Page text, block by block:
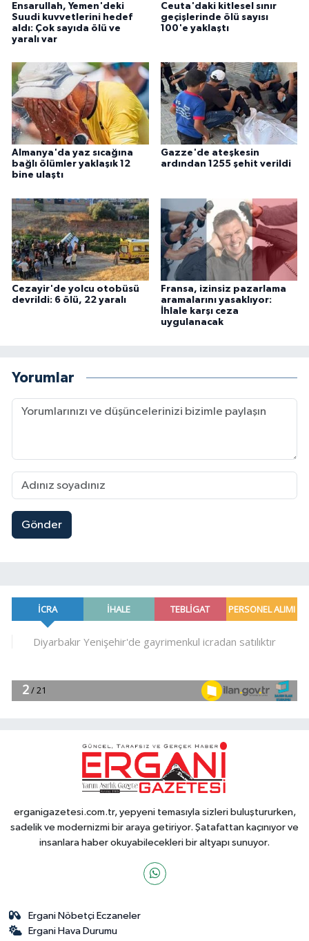
Ensarullah, Yemen'deki
Suudi kuvvetlerini hedef
aldı: Çok sayıda ölü ve
yaralı var
Ceuta'daki kitlesel sınır
geçişlerinde ölü sayısı
100'e yaklaştı
Almanya'da yaz sıcağına
bağlı ölümler yaklaşık 12
bine ulaştı
Gazze'de ateşkesin
ardından 1255 şehit verildi
Cezayir'de yolcu otobüsü
devrildi: 6 ölü, 22 yaralı
Fransa, izinsiz pazarlama
aramalarını yasaklıyor:
İhlale karşı ceza
uygulanacak
Yorumlar
Gönder
erganigazetesi.com.tr, yepyeni temasıyla sizleri buluştururken,
sadelik ve modernizmi bir araya getiriyor. Şatafattan kaçınıyor ve
insanlara haber okuyabilecekleri bir altyapı sunuyor.
Ergani Nöbetçi Eczaneler
Ergani Hava Durumu